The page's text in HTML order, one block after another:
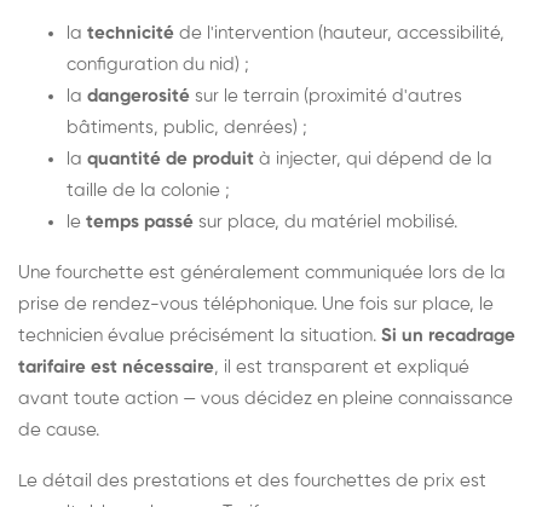
la technicité de l'intervention (hauteur, accessibilité,
configuration du nid) ;
la dangerosité sur le terrain (proximité d'autres
bâtiments, public, denrées) ;
la quantité de produit à injecter, qui dépend de la
taille de la colonie ;
le temps passé sur place, du matériel mobilisé.
Une fourchette est généralement communiquée lors de la
prise de rendez-vous téléphonique. Une fois sur place, le
technicien évalue précisément la situation. Si un recadrage
tarifaire est nécessaire, il est transparent et expliqué
avant toute action — vous décidez en pleine connaissance
de cause.
Le détail des prestations et des fourchettes de prix est